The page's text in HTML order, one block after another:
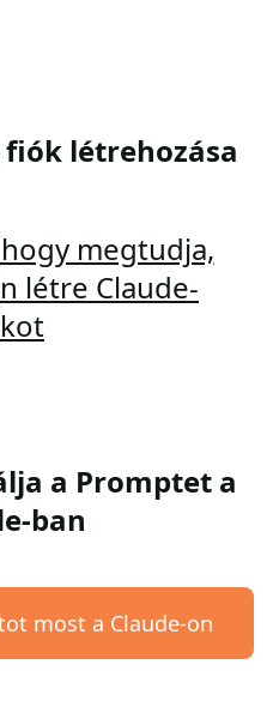
fiók létrehozása
megtudja,
létre Claude-
a Promptet a
ban
most a Claude-on